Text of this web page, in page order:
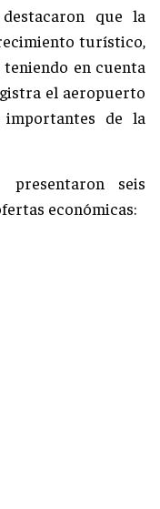
que la
turístico,
en cuenta
el aeropuerto
de la
seis
económicas: